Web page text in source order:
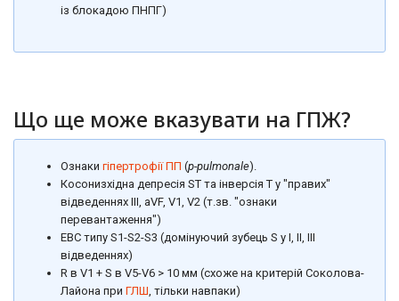
із блокадою ПНПГ)
Що ще може вказувати на ГПЖ?
Ознаки гіпертрофії ПП (p-pulmonale).
Косонизхідна депресія ST та інверсія T у "правих"
відведеннях III, aVF, V1, V2 (т.зв. "ознаки
перевантаження")
ЕВС типу S1-S2-S3 (домінуючий зубець S у I, II, III
відведеннях)
R в V1 + S в V5-V6 > 10 мм (схоже на критерій Соколова-
Лайона при ГЛШ, тільки навпаки)